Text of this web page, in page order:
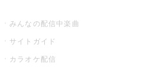
みんなの配信中楽曲
サイトガイド
カラオケ配信